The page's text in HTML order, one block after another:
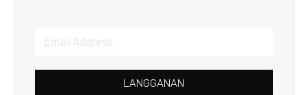
LANGGANAN